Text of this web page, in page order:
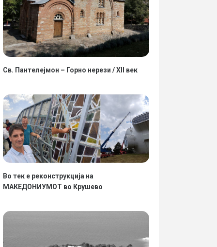
Св. Пантелејмон – Горно нерези / XII век
Во тек е реконструкција на
МАКЕДОНИУМОТ во Крушево